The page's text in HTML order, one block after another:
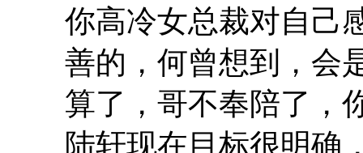
你高冷女总裁对自己
善的，何曾想到，会
算了，哥不奉陪了，
陆轩现在目标很明确